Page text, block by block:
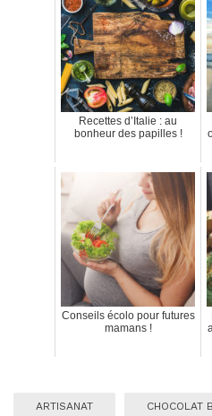
Recettes d’Italie : au
bonheur des papilles !
Conseils écolo pour futures
mamans !
ARTISANAT CHOCOLAT